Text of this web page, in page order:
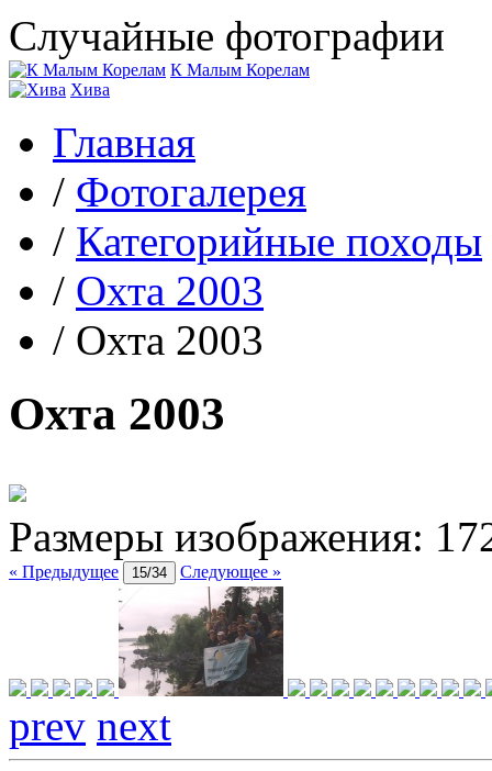
Случайные фотографии
К Малым Корелам
Хива
Главная
/ Фотогалерея
/ Категорийные походы
/ Охта 2003
/ Охта 2003
Охта 2003
Размеры изображения:
« Предыдущее 15/34 Следующее »
prev next